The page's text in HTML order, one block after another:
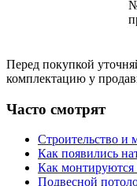
Перед покупкой
комплектацию у
Часто смотрят
Строительство и
Как появились
Как
Подвесной